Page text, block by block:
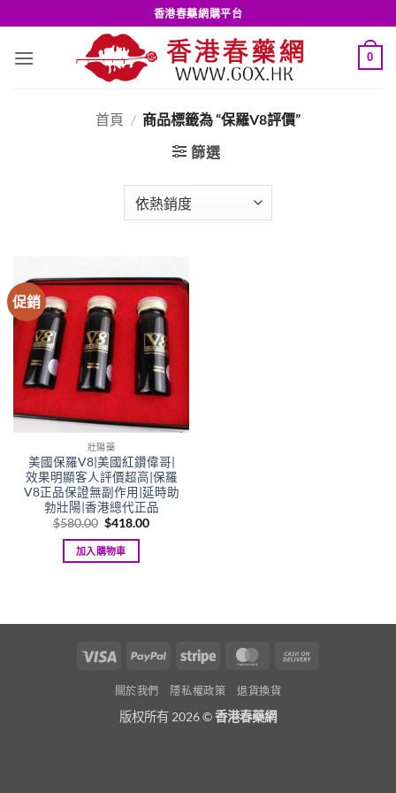
to
content
香港春藥網購平台
0
首頁 / 商品標籤為 “保羅V8評價”
篩選
促銷
壯陽藥
美國保羅V8|美國紅鑽偉哥|
效果明顯客人評價超高|保羅
V8正品保證無副作用|延時助
勃壯陽|香港總代正品
$580.00 Original
was:
$580.00.
$418.00Current
加入購物車
Visa PayPal Stripe MasterCard
關於我們 隱私權政策 退貨換貨
版权所有 2026 ©香港春藥網